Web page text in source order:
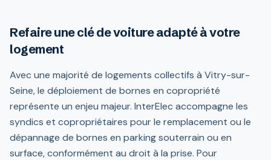
Refaire une clé de voiture adapté à votre
logement
Avec une majorité de logements collectifs à Vitry-sur-
Seine, le déploiement de bornes en copropriété
représente un enjeu majeur. InterElec accompagne les
syndics et copropriétaires pour le remplacement ou le
dépannage de bornes en parking souterrain ou en
surface, conformément au droit à la prise. Pour